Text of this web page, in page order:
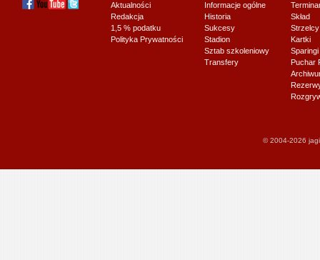
Aktualności
Redakcja
1,5 % podatku
Polityka Prywatności
Informacje ogólne
Historia
Sukcesy
Stadion
Sztab szkoleniowy
Transfery
Skład
Strzelcy
Kartki
Sparingi
Puchar
© 2004-2026